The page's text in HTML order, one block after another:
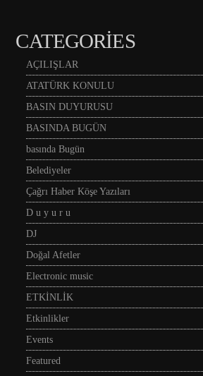
CATEGORIES
AÇILIŞLAR
ATATÜRK KONULU
BASIN DUYURUSU
BASINDA BUGÜN
basında Bugün
Belediyeler
Çağrı Haber Köşe Yazıları
D u y u r u
DJ
Doğal Afetler
Electronic music
ETKİNLİK
Etkinlikler
Events
Featured